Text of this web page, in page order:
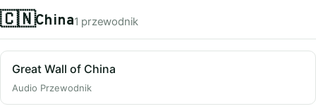
🇨🇳China1 przewodnik
Great Wall of China
Audio Przewodnik